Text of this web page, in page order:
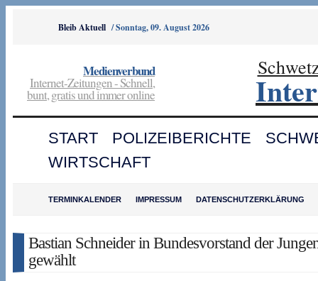
Bleib Aktuell /Sonntag, 09. August 2026
Medienverbund
Internet-Zeitungen - Schnell,
bunt, gratis und immer online
START POLIZEIBERICHTE
WIRTSCHAFT
TERMINKALENDER IMPRESSUM DATENSCHUTZERKLÄRUNG
Bastian Schneider in Bundesvorstand der
gewählt